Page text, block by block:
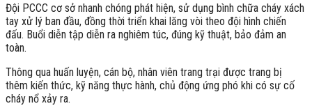
Đội PCCC cơ sở nhanh chóng phát hiện, sử dụng bình chữa cháy xách
tay xử lý ban đầu, đồng thời triển khai lăng vòi theo đội hình chiến
đấu. Buổi diễn tập diễn ra nghiêm túc, đúng kỹ thuật, bảo đảm an
toàn.
Thông qua huấn luyện, cán bộ, nhân viên trang trại được trang bị
thêm kiến thức, kỹ năng thực hành, chủ động ứng phó khi có sự cố
cháy nổ xảy ra.